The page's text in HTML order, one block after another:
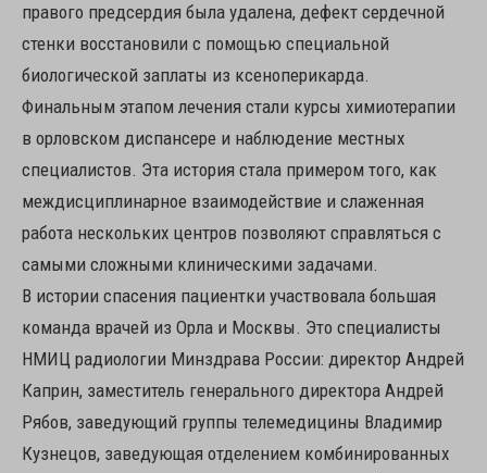
правого предсердия была удалена, дефект сердечной
стенки восстановили с помощью специальной
биологической заплаты из ксеноперикарда.
Финальным этапом лечения стали курсы химиотерапии
в орловском диспансере и наблюдение местных
специалистов. Эта история стала примером того, как
междисциплинарное взаимодействие и слаженная
работа нескольких центров позволяют справляться с
самыми сложными клиническими задачами.
В истории спасения пациентки участвовала большая
команда врачей из Орла и Москвы. Это специалисты
НМИЦ радиологии Минздрава России: директор Андрей
Каприн, заместитель генерального директора Андрей
Рябов, заведующий группы телемедицины Владимир
Кузнецов, заведующая отделением комбинированных